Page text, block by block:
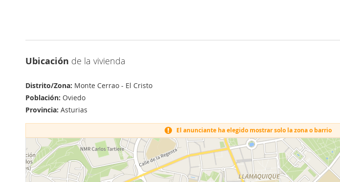
Ubicación de la vivienda
Distrito/Zona: Monte Cerrao - El Cristo
Población: Oviedo
Provincia: Asturias
El anunciante ha elegido mostrar solo la zona o barrio